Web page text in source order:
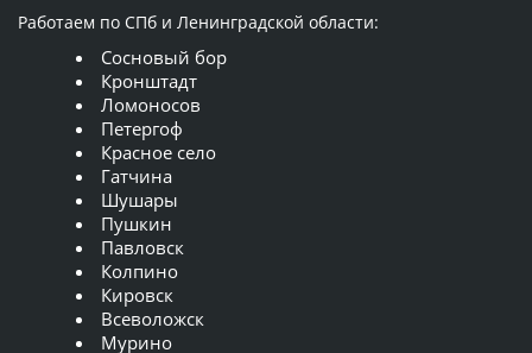
Работаем по СПб и Ленинградской области:
Сосновый бор
Кронштадт
Ломоносов
Петергоф
Красное село
Гатчина
Шушары
Пушкин
Павловск
Колпино
Кировск
Всеволожск
Мурино